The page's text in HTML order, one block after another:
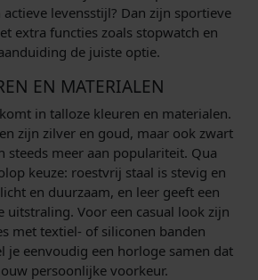
levensstijl? Dan zijn sportieve
extra functies zoals stopwatch en
de juiste optie.
EN MATERIALEN
in talloze kleuren en materialen.
zijn zilver en goud, maar ook zwart
steeds meer aan populariteit. Qua
keuze: roestvrij staal is stevig en
en duurzaam, en leer geeft een
uitstraling. Voor een casual look zijn
met textiel- of siliconen banden
je eenvoudig een horloge samen dat
persoonlijke voorkeur.